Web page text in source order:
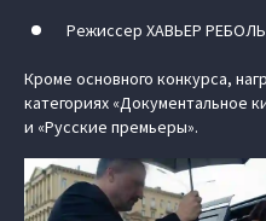
Режиссер ХАВЬЕР
Кроме основного конкурса,
категориях «Документальное
и «Русские премьеры».